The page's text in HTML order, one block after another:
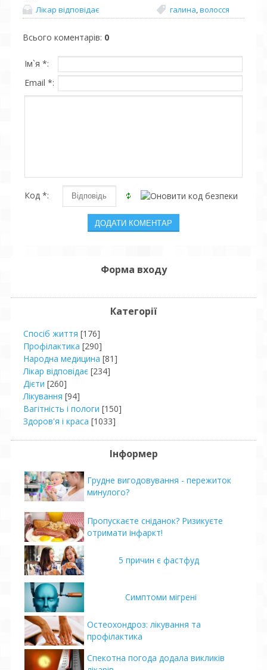
Лікар відповідає галина волосся
Всього коментарів: 0
Ім`я *:
Email *:
Код *:
Форма входу
Категорії
Спосіб життя [176]
Профілактика [290]
Народна медицина [81]
Лікар відповідає [234]
Дієти [260]
Лікування [94]
Вагітність і пологи [150]
Здоров'я і краса [1033]
Інформер
Грудне вигодовування - пережиток
минулого?
Пропускаєте сніданок? Ризикуєте
отримати інфаркт!
5 причин є фастфуд
Симптоми мігрені
Остеохондроз: лікування та
профілактика
Спекотна погода додала викликів